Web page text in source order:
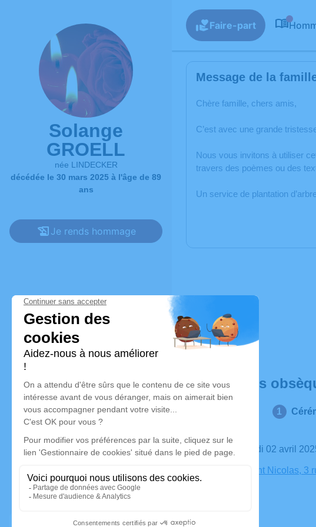
Solange
GROELL
née LINDECKER
décédée le 30 mars 2025 à l'âge de 89
ans
Je rends hommage
Faire-part
Message de la
Chère famille, chers amis,
C’est avec une grande
Nous vous invitons à utiliser
travers des poèmes ou des
Un service de plantation
Déroulé des
Le mercredi 02 avril
Église Saint Nicolas, 3